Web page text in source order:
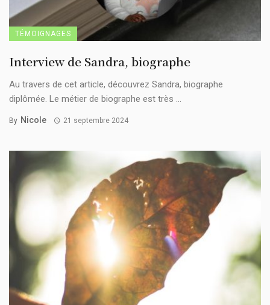
TÉMOIGNAGES
Interview de Sandra, biographe
Au travers de cet article, découvrez Sandra, biographe
diplômée. Le métier de biographe est très ...
By Nicole 21 septembre 2024